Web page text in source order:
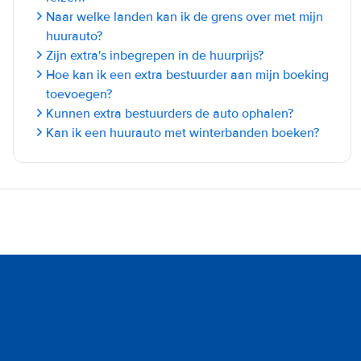
Naar welke landen kan ik de grens over met mijn
huurauto?
Zijn extra's inbegrepen in de huurprijs?
Hoe kan ik een extra bestuurder aan mijn boeking
toevoegen?
Kunnen extra bestuurders de auto ophalen?
Kan ik een huurauto met winterbanden boeken?